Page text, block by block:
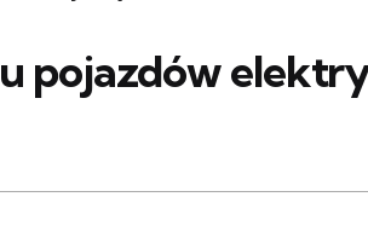
pojazdów